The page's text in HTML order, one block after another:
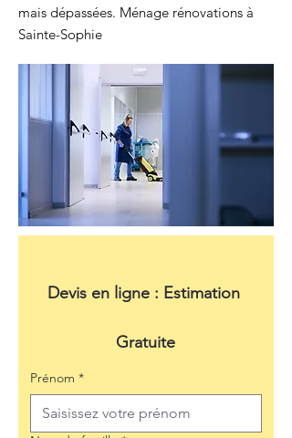
mais dépassées. Ménage rénovations à
Sainte-Sophie
Devis en ligne : Estimation
Gratuite
Prénom *